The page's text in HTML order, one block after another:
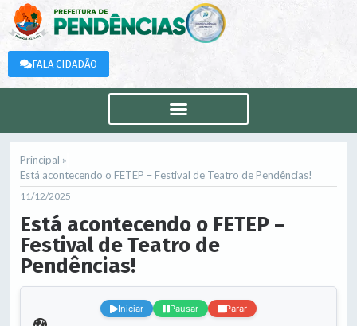
FALA CIDADÃO
Principal »
Está acontecendo o FETEP – Festival de Teatro de Pendências!
11/12/2025
Está acontecendo o FETEP –
Festival de Teatro de
Pendências!
Iniciar Pausar Parar